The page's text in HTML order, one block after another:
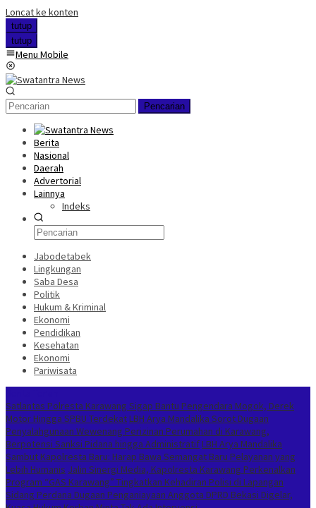
Loncat ke konten
tutup
tutup
Menu Mobile
Pencarian
Berita
Nasional
Daerah
Advertorial
Lainnya
Indeks
Jabodetabek
Lingkungan
Saba Desa
Politik
Hukum & Kriminal
Ekonomi
Pendidikan
Kesehatan
Ekonomi
Pariwisata
Satlantas Polresta Karawang Sigap Bantu Pengendara Mogok, Derek
Motor Hingga SPBU Terdekat LBH Arya Mandalika Sorot Dugaan
Penyalahgunaan Wewenang Perizinan Perumahan di Karawang,
Berpotensi Sanksi Pidana hingga Administratif LBH Arya Mandalika
Sambut Kapolresta Baru: Harap Bawa Semangat Baru Pelayanan yang
Lebih Humanis Jalin Sinergi Media, Kapolresta Karawang Perkenalkan
Program “GAS Karawang” Tingkatkan Kehadiran Polisi di Lapangan
Sidang Perdana Dugaan Penganiayaan Anggota DPRD Bekasi Digelar,